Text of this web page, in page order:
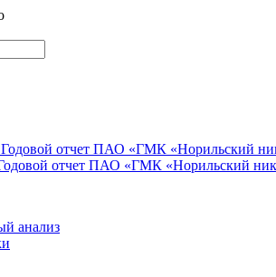
Годовой отчет ПАО «ГМК «Норильский
отчет ПАО «ГМК «Норильский
анализ